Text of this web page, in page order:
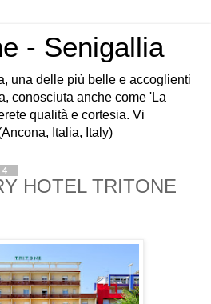
- Senigallia
una delle più belle e accoglienti
conosciuta anche come 'La
qualità e cortesia. Vi
Italia, Italy)
HOTEL TRITONE